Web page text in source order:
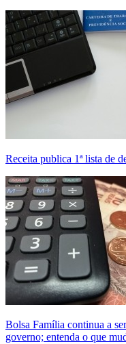
Receita publica 1ª lista de
Bolsa Família continua a
governo; entenda o que